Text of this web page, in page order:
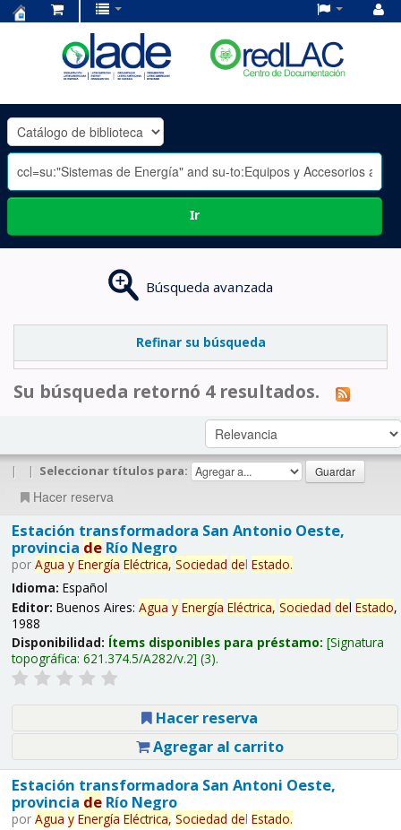
OLADE
-
Ir
Búsqueda avanzada
Refinar su búsqueda
Su búsqueda retornó 4 resultados.
| | Seleccionar títulos para:
Hacer reserva
Estación transformadora San Antonio Oeste,
provincia deRío Negro
por Agua y Energía Eléctrica, Sociedad del Estado.
Idioma: Español
Editor: Buenos Aires: Agua y Energía Eléctrica, Sociedad del Estado,
1988
Disponibilidad: Ítems disponibles para préstamo: Signatura
topográfica: 621.374.5/A282/v.2 (3).
Hacer reserva
Agregar al carrito
Estación transformadora San Antoni Oeste,
provincia deRío Negro
por Agua y Energía Eléctrica, Sociedad del Estado.